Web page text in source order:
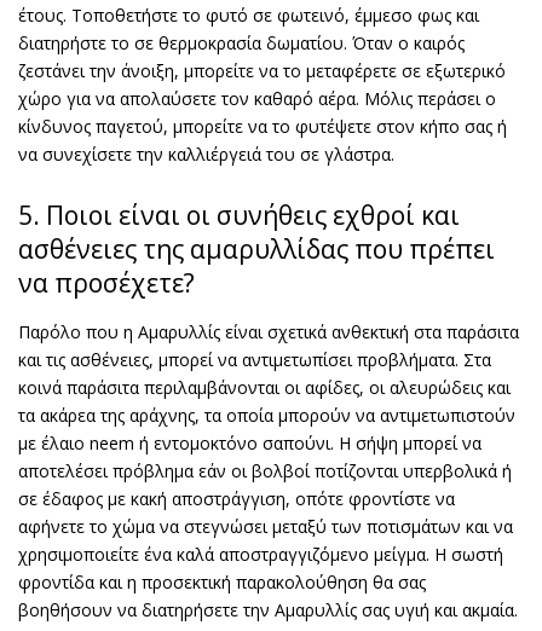
έτους. Τοποθετήστε το φυτό σε φωτεινό, έμμεσο φως και
διατηρήστε το σε θερμοκρασία δωματίου. Όταν ο καιρός
ζεστάνει την άνοιξη, μπορείτε να το μεταφέρετε σε εξωτερικό
χώρο για να απολαύσετε τον καθαρό αέρα. Μόλις περάσει ο
κίνδυνος παγετού, μπορείτε να το φυτέψετε στον κήπο σας ή
να συνεχίσετε την καλλιέργειά του σε γλάστρα.
5. Ποιοι είναι οι συνήθεις εχθροί και
ασθένειες της αμαρυλλίδας που πρέπει
να προσέχετε?
Παρόλο που η Αμαρυλλίς είναι σχετικά ανθεκτική στα παράσιτα
και τις ασθένειες, μπορεί να αντιμετωπίσει προβλήματα. Στα
κοινά παράσιτα περιλαμβάνονται οι αφίδες, οι αλευρώδεις και
τα ακάρεα της αράχνης, τα οποία μπορούν να αντιμετωπιστούν
με έλαιο neem ή εντομοκτόνο σαπούνι. Η σήψη μπορεί να
αποτελέσει πρόβλημα εάν οι βολβοί ποτίζονται υπερβολικά ή
σε έδαφος με κακή αποστράγγιση, οπότε φροντίστε να
αφήνετε το χώμα να στεγνώσει μεταξύ των ποτισμάτων και να
χρησιμοποιείτε ένα καλά αποστραγγιζόμενο μείγμα. Η σωστή
φροντίδα και η προσεκτική παρακολούθηση θα σας
βοηθήσουν να διατηρήσετε την Αμαρυλλίς σας υγιή και ακμαία.